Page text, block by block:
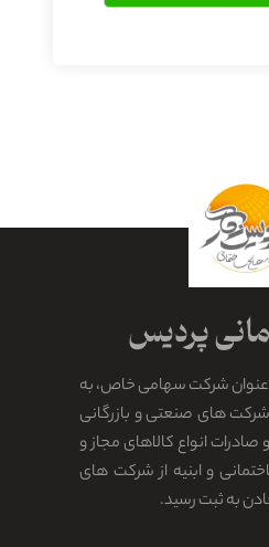
شرکت سهامی خاص، به
اداره ثبت شرکت های صنعتی و بازرگانی
انواع کالاهای مجاز و
و ابنیه از شرکت های
به ثبت رسید.